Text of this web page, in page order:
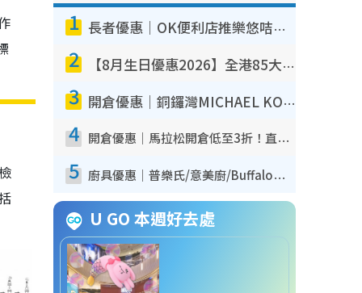
1 長者優惠｜OK便利店推樂悠咭優惠！買麵包/牛奶/保健品拍卡即減
2 【8月生日優惠2026】全港85大食買玩著數攻略 自助餐/火鍋放題同行免費＋誠品/DONKI送現金券
3 開倉優惠｜銅鑼灣MICHAEL KORS開倉低至17折！直擊$500起買手袋/銀包/鞋款 必買經典Jet Set系列
4 開倉優惠｜馬拉松開倉低至3折！直擊$99起買adidas／New Balance／Puma鞋款 STANLEY保溫杯劈價至$119起
5 廚具優惠｜普樂氏/意美廚/Buffalo廚具低至3折！$89起買煎鍋／炒鑊／個人鍋 同場小家電激減至$99起
U GO 本週好去處